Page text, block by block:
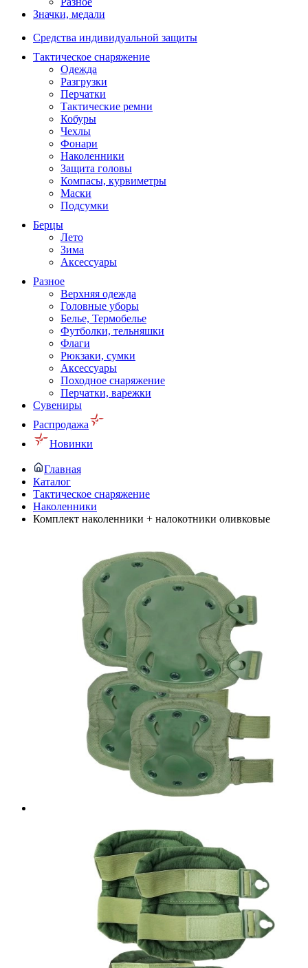
Значки, медали
Средства индивидуальной защиты
Тактическое снаряжение
Одежда
Разгрузки
Перчатки
Тактические ремни
Кобуры
Чехлы
Фонари
Наколенники
Защита головы
Компасы, курвиметры
Маски
Подсумки
Берцы
Лето
Зима
Аксессуары
Разное
Верхняя одежда
Головные уборы
Белье, Термобелье
Футболки, тельняшки
Флаги
Рюкзаки, сумки
Аксессуары
Походное снаряжение
Перчатки, варежки
Сувениры
Распродажа
Новинки
Главная
Каталог
Тактическое снаряжение
Наколенники
Комплект наколенники + налокотники оливковые